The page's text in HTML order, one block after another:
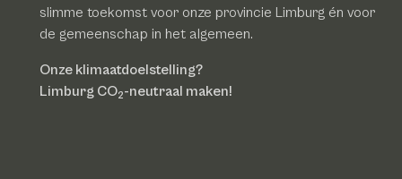
slimme toekomst voor onze provincie Limburg én voor
de gemeenschap in het algemeen.
Onze klimaatdoelstelling?
Limburg CO2-neutraal maken!